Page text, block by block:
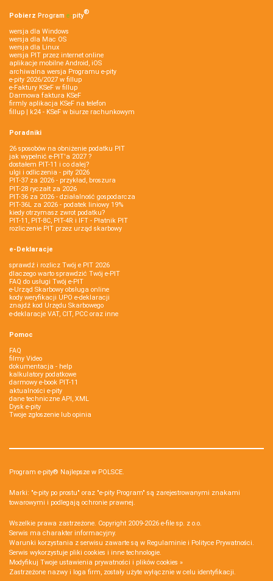
Pobierz Program e‑pity®
wersja dla Windows
wersja dla Mac OS
wersja dla Linux
wersja PIT przez internet online
aplikacje mobilne Android, iOS
archiwalna wersja Programu e-pity
e-pity 2026/2027 w fillup
e‑Faktury KSeF w fillup
Darmowa faktura KSeF
firmly aplikacja KSeF na telefon
fillup | k24 - KSeF w biurze rachunkowym
Poradniki
26 sposobów na obniżenie podatku PIT
jak wypełnić e-PIT'a 2027 ?
dostałem PIT-11 i co dalej?
ulgi i odliczenia - pity 2026
PIT-37 za 2026 - przykład, broszura
PIT-28 ryczałt za 2026
PIT-36 za 2026 - działalność gospodarcza
PIT-36L za 2026 - podatek liniowy 19%
kiedy otrzymasz zwrot podatku?
PIT-11, PIT-8C, PIT-4R i IFT - Płatnik PIT
rozliczenie PIT przez urząd skarbowy
e-Deklaracje
sprawdź i rozlicz Twój e PIT 2026
dlaczego warto sprawdzić Twój e-PIT
FAQ do usługi Twój e-PIT
e-Urząd Skarbowy obsługa online
kody weryfikacji UPO e-deklaracji
znajdź kod Urzędu Skarbowego
e-deklaracje VAT, CIT, PCC oraz inne
Pomoc
FAQ
filmy Video
dokumentacja - help
kalkulatory podatkowe
darmowy e-book PIT-11
aktualności e-pity
dane techniczne API, XML
Dysk e-pity
Twoje zgłoszenie lub opinia
Program e-pity® Najlepsze w POLSCE.
Marki: "e-pity po prostu" oraz "e-pity Program" są zarejestrowanymi znakami
towarowymi i podlegają ochronie prawnej.
Wszelkie prawa zastrzeżone. Copyright 2009-2026 e-file sp. z o.o.
Serwis ma charakter informacyjny.
Warunki korzystania z serwisu zawarte są w Regulaminie i Polityce Prywatności.
Serwis wykorzystuje pliki cookies i inne technologie.
Modyfikuj Twoje ustawienia prywatności i plików cookies »
Zastrzeżone nazwy i loga firm, zostały użyte wyłącznie w celu identyfikacji.